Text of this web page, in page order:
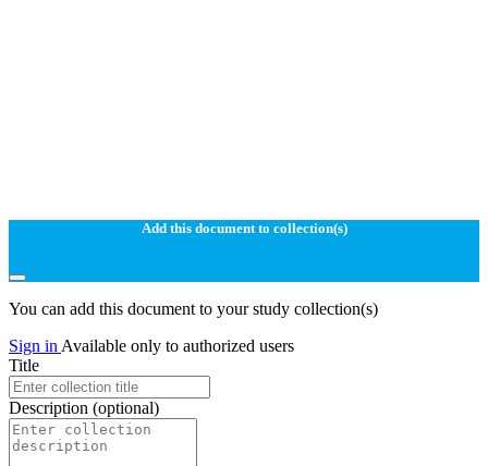
Add this document to collection(s)
You can add this document to your study collection(s)
Sign in Available only to authorized users
Title
Description (optional)